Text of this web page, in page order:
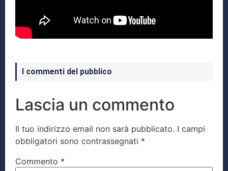
I commenti del pubblico
Lascia un commento
Il tuo indirizzo email non sarà pubblicato. I campi
obbligatori sono contrassegnati *
Commento *